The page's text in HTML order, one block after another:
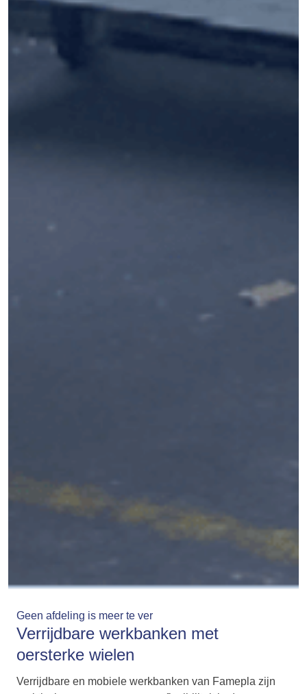
Geen afdeling is meer te ver
Verrijdbare werkbanken met
oersterke wielen
Verrijdbare en mobiele werkbanken van Famepla zijn